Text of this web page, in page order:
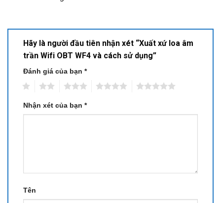
Hãy là người đầu tiên nhận xét “Xuất xứ loa âm
trần Wifi OBT WF4 và cách sử dụng”
Đánh giá của bạn *
Nhận xét của bạn *
Tên